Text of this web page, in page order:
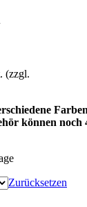
(zzgl.
Farben
können noch
Zurücksetzen